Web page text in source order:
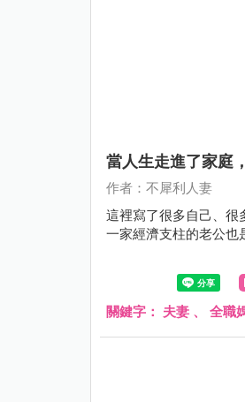
當人生走進了家庭
作者：不犀利人妻
這裡寫了很多自己、很
一家經濟支柱的老公也
關鍵字： 夫妻 、 全職